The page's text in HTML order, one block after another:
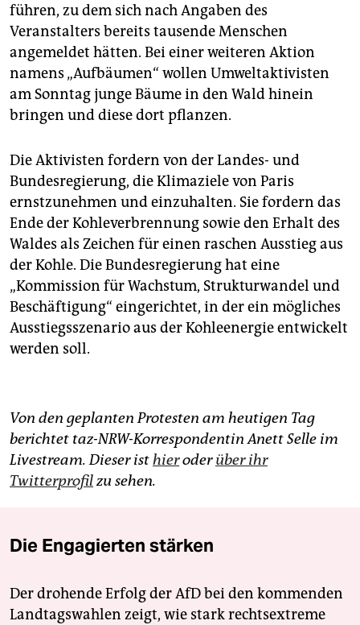
führen, zu dem sich nach Angaben des
Veranstalters bereits tausende Menschen
angemeldet hätten. Bei einer weiteren Aktion
namens „Aufbäumen“ wollen Umweltaktivisten
am Sonntag junge Bäume in den Wald hinein
bringen und diese dort pflanzen.
Die Aktivisten fordern von der Landes- und
Bundesregierung, die Klimaziele von Paris
ernstzunehmen und einzuhalten. Sie fordern das
Ende der Kohleverbrennung sowie den Erhalt des
Waldes als Zeichen für einen raschen Ausstieg aus
der Kohle. Die Bundesregierung hat eine
„Kommission für Wachstum, Strukturwandel und
Beschäftigung“ eingerichtet, in der ein mögliches
Ausstiegsszenario aus der Kohleenergie entwickelt
werden soll.
Von den geplanten Protesten am heutigen Tag
berichtet taz-NRW-Korrespondentin Anett Selle im
Livestream. Dieser isthieroderüber ihr
Twitterprofilzu sehen.
Die Engagierten stärken
Der drohende Erfolg der AfD bei den kommenden
Landtagswahlen zeigt, wie stark rechtsextreme